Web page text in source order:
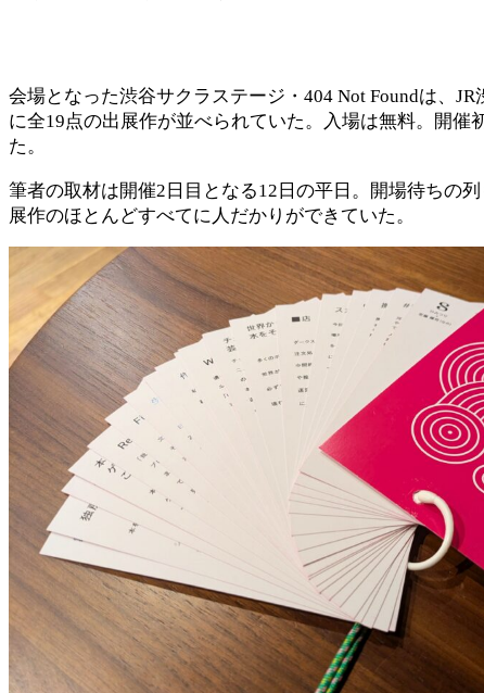
会場となった渋谷サクラステージ・404 Not Foundは、
に全19点の出展作が並べられていた。入場は無料。開
た。
筆者の取材は開催2日目となる12日の平日。開場待ちの
展作のほとんどすべてに人だかりができていた。